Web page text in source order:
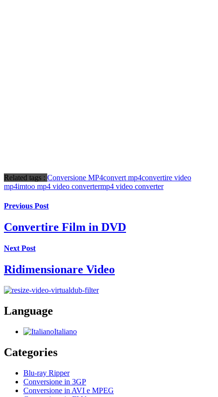
Related tags : Conversione MP4convert mp4convertire video
mp4imtoo mp4 video convertermp4 video converter
Previous Post
Convertire Film in DVD
Next Post
Ridimensionare Video
Language
Italiano
Categories
Blu-ray Ripper
Conversione in 3GP
Conversione in AVI e MPEG